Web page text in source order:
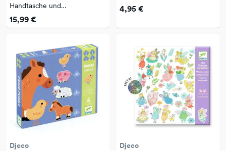
Handtasche und
Portemonnaie selbst gestalten
15,99 €
4,95 €
Djeco Djeco